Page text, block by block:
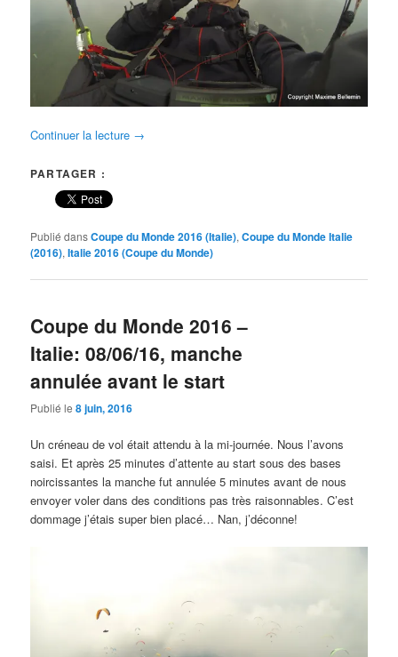
Continuer la lecture →
PARTAGER :
Publié dansCoupe du Monde 2016 (Italie),Coupe du Monde Italie
(2016),Italie 2016 (Coupe du Monde)
Coupe du Monde 2016 –
Italie: 08/06/16, manche
annulée avant le start
Publié le8 juin, 2016
Un créneau de vol était attendu à la mi-journée. Nous l’avons
saisi. Et après 25 minutes d’attente au start sous des bases
noircissantes la manche fut annulée 5 minutes avant de nous
envoyer voler dans des conditions pas très raisonnables. C’est
dommage j’étais super bien placé… Nan, j’déconne!